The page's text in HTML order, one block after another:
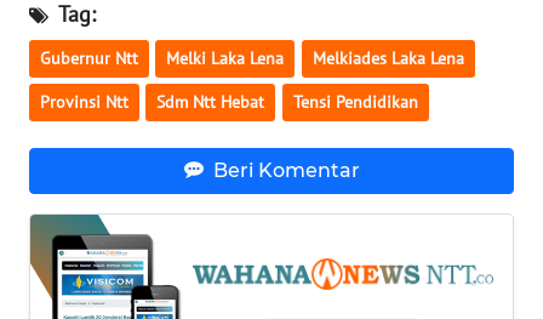
Tag:
Gubernur Ntt Melki Laka Lena Melkiades Laka Lena
Provinsi Ntt Sdm Ntt Hebat Tensi Pendidikan
Beri Komentar
WN
KALTENG
WN
WN
KALSEL